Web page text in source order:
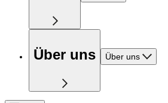
Über uns Über uns